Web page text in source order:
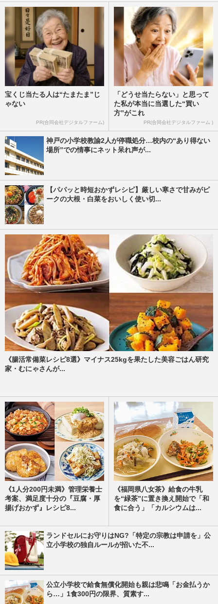
宝くじ当たる人は“たまたま”じ
ゃない
PR(合同会社デジタルファーム)
「どうせ当たらない」と思って
た私が本当に当選した“買い
方”がこれ
PR(合同会社デジタルファーム )
神戸の小学校教諭2人が停職処分…校内の“あり得ない
場所”での情事にネット呆れ声が...
【パパッと時短おかずレシピ】厳しい寒さで甘みがピ
ークの大根・白菜をおいしく使い切...
《腸活常備菜レシピ8選》マイナス25kgを果たした美容ごはん研究
家・むにゃさんが...
《1人分200円未満》管理栄養士
考案、満足度十分の『豆腐・厚
揚げおかず』レシピ8...
《福岡県八女茶》給食の牛乳
を“緑茶”に置き換え開始で「和
食に合う」「カルシウムは...
ランドセルにお守りはNG?「特定の宗教は申請を」公
立小学校の独自ルールが招いた不...
公立小学校で給食無償化開始も親は悲鳴「お金払うか
ら…」1食300円の限界、質素す...